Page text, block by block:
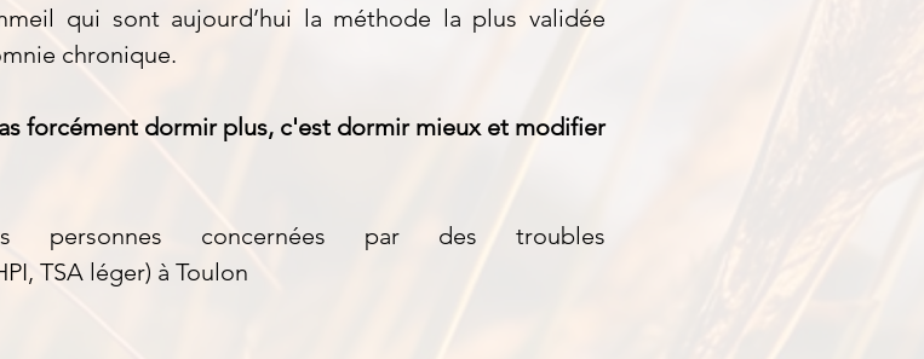
qui sont aujourd’hui la méthode la plus validée
chronique.
forcément dormir plus, c'est dormir mieux et modifier
personnes concernées par des troubles
TSA léger) à Toulon